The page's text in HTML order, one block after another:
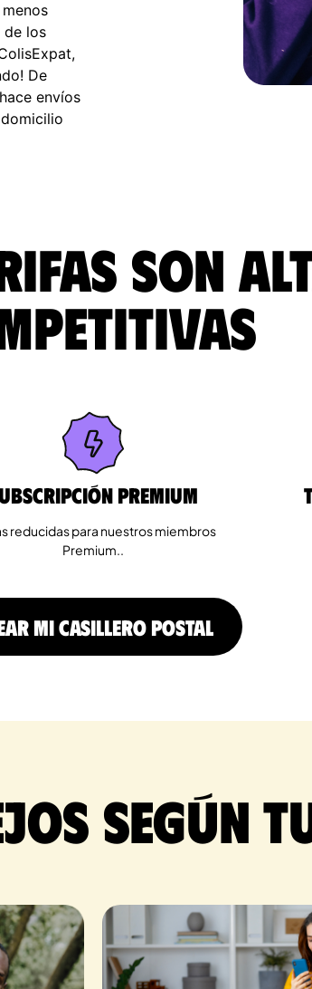
de los
De
envíos
son
Premium
reducidas para nuestros miembros
Premium..
MI CASILLERO POSTAL
según